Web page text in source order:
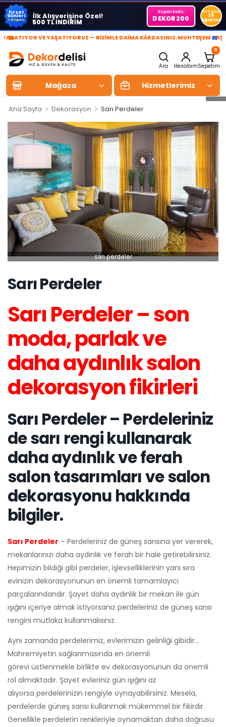
Fırsat
Günleri
1-30 Ağustos İlk Alışverişine Özel!
500 TL İNDİRİM
Kupon kodu:
DEKOR200
Son gün
30
Ağustos
» VE YAŞATIYORUZ — BİZİMLE DAİMA KÂRDASINIZ.MUHTEŞEM YAŞAM
«
Ara Hesabım
0
Sepetim
Mağaza Hizmetlerimiz
Ana Sayfa > Dekorasyon > Sarı Perdeler
sarı perdeler
Sarı Perdeler
Sarı Perdeler – son
moda, parlak ve
daha aydınlık salon
dekorasyon fikirleri
Sarı Perdeler – Perdeleriniz
de sarı rengi kullanarak
daha aydınlık ve ferah
salon tasarımları ve salon
dekorasyonu hakkında
bilgiler.
Sarı Perdeler – Perdeleriniz de güneş sarısına yer vererek,
mekanlarınızı daha aydınlık ve ferah bir hale getirebilirsiniz.
Hepimizin bildiği gibi perdeler, işlevselliklerinin yanı sıra
evinizin dekorasyonunun en önemli tamamlayıcı
parçalarındandır. Şayet daha aydınlık bir mekan ile gün
ışığını içeriye almak istiyorsanız perdeleriniz de güneş sarısı
rengini mutlaka kullanmalısınız.
Aynı zamanda perdelerimiz, evlerimizin gelinliği gibidir…
Mahremiyetin sağlanmasında en önemli
görevi üstlenmekle birlikte ev dekorasyonunun da önemli
rol almaktadır. Şayet evleriniz gün ışığını az
alıyorsa perdelerinizin rengiyle oynayabilirsiniz. Mesela,
perdelerde güneş sarısı kullanmak mükemmel bir fikirdir.
Genellikle perdelerin renkleriyle oynamaktan daha doğrusu